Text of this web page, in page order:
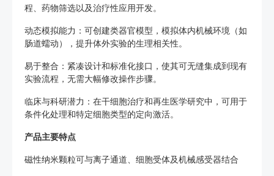
程、药物筛选以及治疗性应用开发。
动态模拟能力：可创建类器官模型，模拟体内机械环境（如
肠道蠕动），提升体外实验的生理相关性。
易于整合：紧凑设计和标准化接口，使其可无缝集成到现有
实验流程，无需大幅修改操作步骤。
临床与科研潜力：在干细胞治疗和再生医学研究中，可用于
条件化处理和特定细胞类型的定向激活。
产品主要特点
磁性纳米颗粒可与离子通道、细胞受体及机械感受器结合